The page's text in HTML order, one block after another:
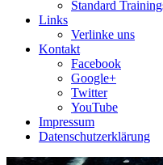
Standard
Links
Verlinke uns
Kontakt
Facebook
Google+
Twitter
YouTube
Impressum
Datenschutzerklärung